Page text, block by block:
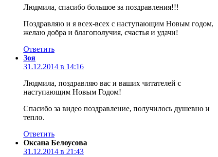
Людмила, спасибо большое за поздравления!!!
Поздравляю и я всех-всех с наступающим Новым годом,
желаю добра и благополучия, счастья и удачи!
Ответить
Зоя
31.12.2014 в 14:16
Людмила, поздравляю вас и ваших читателей с
наступающим Новым Годом!
Спасибо за видео поздравление, получилось душевно и
тепло.
Ответить
Оксана Белоусова
31.12.2014 в 21:43